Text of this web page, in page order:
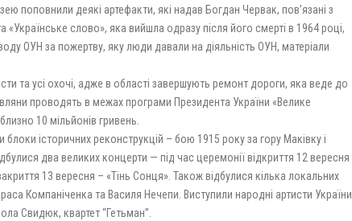
поповнили деякі артефакти, які надав Богдан Червак, пов’язані з
слово», яка вийшла одразу після його смерті в 1964 році,
ОУН за пожертву, яку люди давали на діяльність ОУН, матеріали
та усі охочі, адже в області завершують ремонт дороги, яка веде до
проводять в межах програми Президента України «Велике
10 мільйонів гривень.
історичних реконструкцій – бою 1915 року за гору Маківку і
два великих концерти — під час церемонії відкриття 12 вересня
13 вересня – «Тінь Сонця». Також відбулися кілька локальних
Компаніченка та Василя Нечепи. Виступили народні артисти України
Свидюк, квартет “Гетьман”.